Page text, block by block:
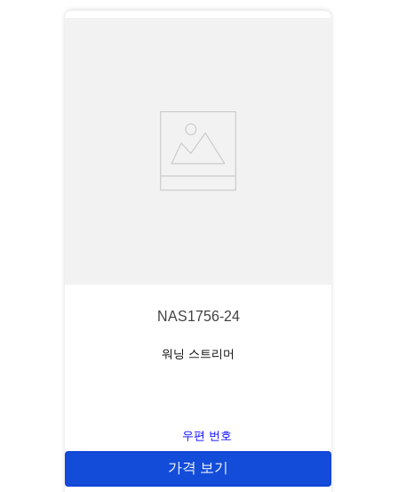
NAS1756-24
워닝 스트리머
우편 번호
가격 보기